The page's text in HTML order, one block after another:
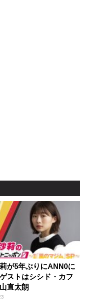
が5年ぶりにANN0に
ストはシシド・カフ
直太朗